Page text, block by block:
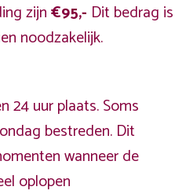
zijn€95,- Dit bedrag is
noodzakelijk.
24 uur plaats. Soms
bestreden. Dit
wanneer de
oplopen